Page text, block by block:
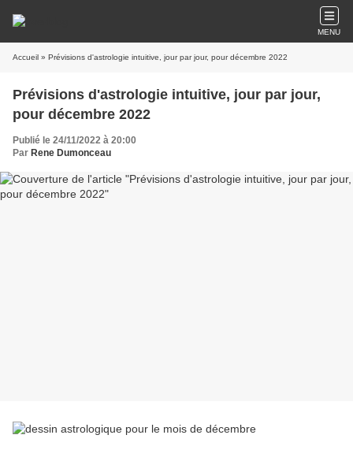
MENU
Accueil » Prévisions d'astrologie intuitive, jour par jour, pour décembre 2022
Prévisions d'astrologie intuitive, jour par jour,
pour décembre 2022
Publié le 24/11/2022 à 20:00
Par Rene Dumonceau